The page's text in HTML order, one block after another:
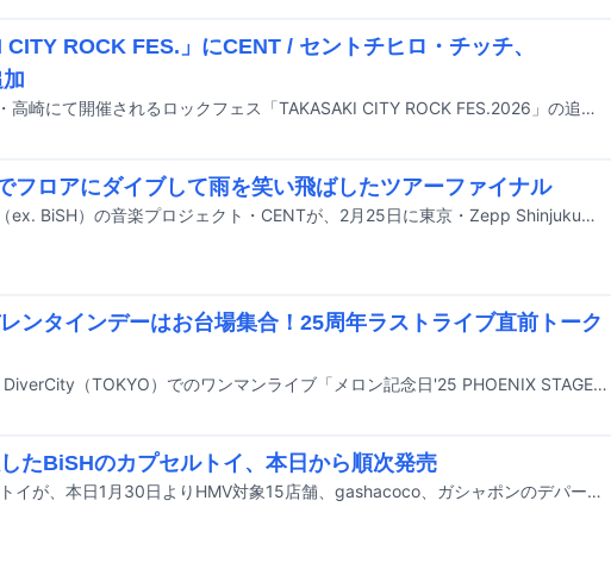
ROCK FES.」にCENT / セントチヒロ・チッチ、
6月27日と28日に群馬・高崎にて開催されるロックフェス「TAKASAKI CITY ROCK FES.2026」の追加出演アーティストが発表された。
フロアにダイブして雨を笑い飛ばしたツアーファイナル
セントチヒロ・チッチ（ex. BiSH）の音楽プロジェクト・CENTが、2月25日に東京・Zepp Shinjuku（TOKYO）で全国ツアーのファイナル公演「BIG BIG LOVE TOUR FINAL LOVE YA ♡♡♡」を開催した。
ンタインデーはお台場集合！25周年ラストライブ直前トーク
2月14日に東京・Zepp DiverCity（TOKYO）でのワンマンライブ「メロン記念日'25 PHOENIX STAGE ～完熟メロン～」の開催を控えるメロン記念日が、2月6日に東京・ロフトプラスワンにてトークイベント「メロン記念日25周年総括お話会～バレンタインデーはお台場集合大作戦～」を行った。イベントにはメンバー斉藤瞳、村田めぐみ、柴田あゆみのみならず、メロン記念日にゆかりのあるゲストが続々登場。3時間にわたってトークを繰り広げた。
たBiSHのカプセルトイ、本日から順次発売
BiSHのピンズカプセルトイが、本日1月30日よりHMV対象15店舗、gashacoco、ガシャポンのデパートほかで順次発売される。